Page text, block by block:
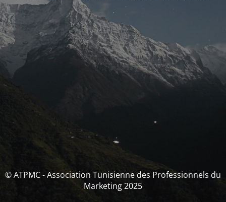
© ATPMC - Association Tunisienne des Professionnels du
Marketing 2025